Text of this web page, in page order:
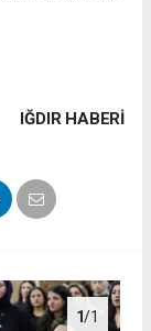
IĞDIR HABERİ
1/1